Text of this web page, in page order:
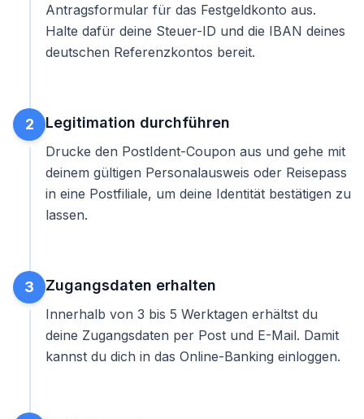
Antragsformular für das Festgeldkonto aus.
Halte dafür deine Steuer-ID und die IBAN deines
deutschen Referenzkontos bereit.
2 Legitimation durchführen
Drucke den PostIdent-Coupon aus und gehe mit
deinem gültigen Personalausweis oder Reisepass
in eine Postfiliale, um deine Identität bestätigen zu
lassen.
3 Zugangsdaten erhalten
Innerhalb von 3 bis 5 Werktagen erhältst du
deine Zugangsdaten per Post und E-Mail. Damit
kannst du dich in das Online-Banking einloggen.